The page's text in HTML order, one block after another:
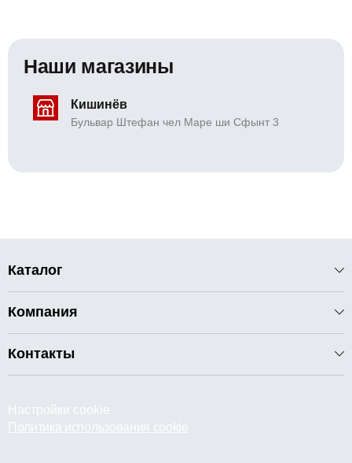
Наши магазины
Кишинёв
Бульвар Штефан чел Маре ши Сфынт 3
Каталог
Компания
Контакты
Настройки cookie
Политика использования cookie